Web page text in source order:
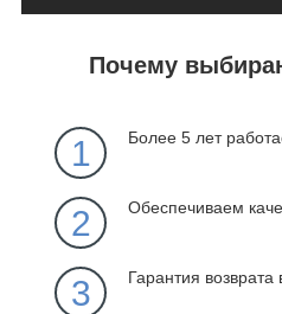
Почему
1 Более 5 лет
2 Обеспечиваем
3 Гарантия